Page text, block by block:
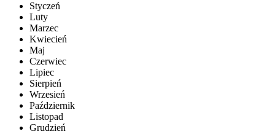
Styczeń
Luty
Marzec
Kwiecień
Maj
Czerwiec
Lipiec
Sierpień
Wrzesień
Październik
Listopad
Grudzień